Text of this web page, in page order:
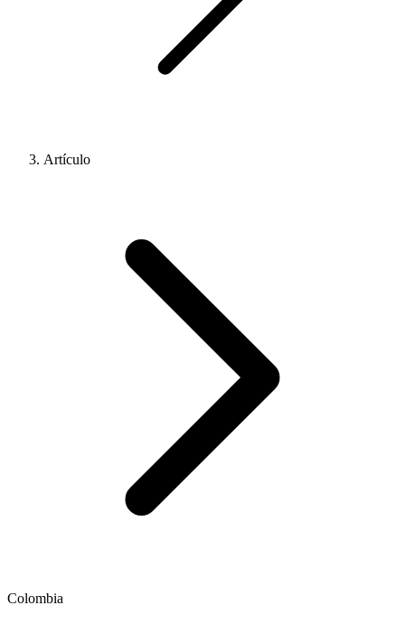
Artículo
Colombia